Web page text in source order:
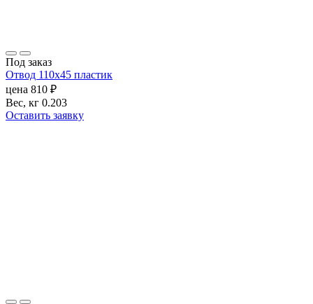
Под заказ
Отвод 110х45 пластик
цена 810 ₽
Вес, кг 0.203
Оставить заявку